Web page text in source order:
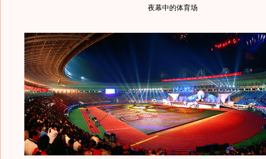
夜幕中的体育场